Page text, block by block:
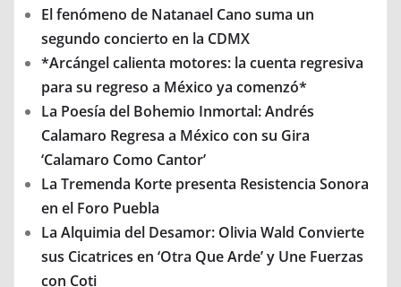
El fenómeno de Natanael Cano suma un
segundo concierto en la CDMX
*Arcángel calienta motores: la cuenta regresiva
para su regreso a México ya comenzó*
La Poesía del Bohemio Inmortal: Andrés
Calamaro Regresa a México con su Gira
‘Calamaro Como Cantor’
La Tremenda Korte presenta Resistencia Sonora
en el Foro Puebla
La Alquimia del Desamor: Olivia Wald Convierte
sus Cicatrices en ‘Otra Que Arde’ y Une Fuerzas
con Coti